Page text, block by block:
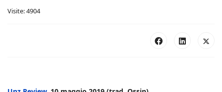
Visite: 4904